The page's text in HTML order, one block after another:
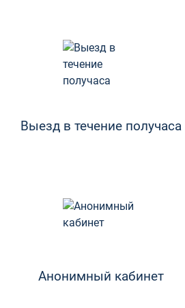
Выезд в течение получаса
Анонимный кабинет